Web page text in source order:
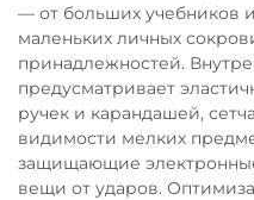
— от больших учебников
маленьких личных
принадлежностей.
предусматривает
ручек и карандашей,
видимости мелких
защищающие
вещи от ударов.